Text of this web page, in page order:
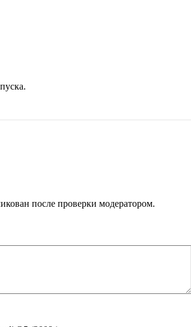
после проверки модератором.